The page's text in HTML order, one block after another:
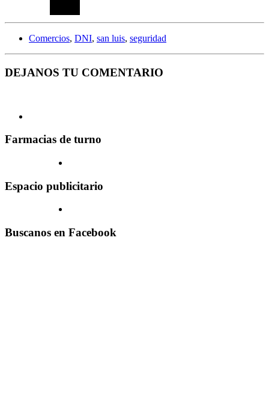
Comercios, DNI, san luis, seguridad
DEJANOS TU COMENTARIO
Farmacias de turno
Espacio publicitario
Buscanos en Facebook